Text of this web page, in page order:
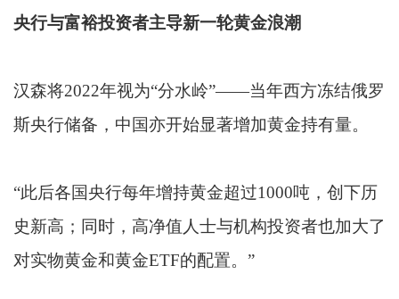
央行与富裕投资者主导新一轮黄金浪潮
汉森将2022年视为“分水岭”——当年西方冻结俄罗
斯央行储备，中国亦开始显著增加黄金持有量。
“此后各国央行每年增持黄金超过1000吨，创下历
史新高；同时，高净值人士与机构投资者也加大了
对实物黄金和黄金ETF的配置。”